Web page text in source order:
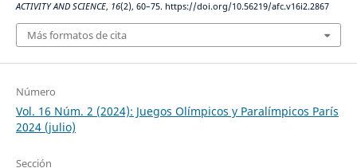
ACTIVITY AND SCIENCE, 16(2), 60–75. https://doi.org/10.56219/afc.v16i2.2867
Más formatos de cita
Número
Vol. 16 Núm. 2 (2024): Juegos Olímpicos y Paralímpicos París
2024 (julio)
Sección